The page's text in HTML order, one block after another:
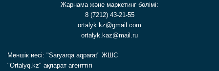
Жарнама және маркетинг бөлімі:
8 (7212) 43-21-55
ortalyk.kz@gmail.com
ortalyk.kaz@mail.ru
Меншік иесі: "Saryarqa aqparat" ЖШС
"Ortalyq.kz" ақпарат агенттігі